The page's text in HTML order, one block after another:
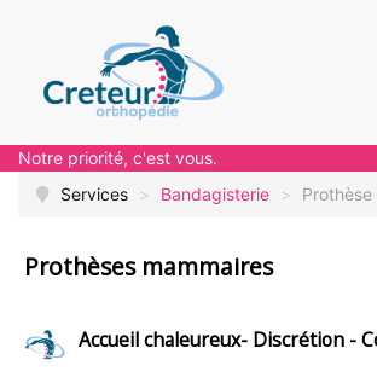
Notre priorité, c'est vous.
Services
> Bandagisterie >
Prothèses mammaires
Accueil chaleureux- Discrétion -